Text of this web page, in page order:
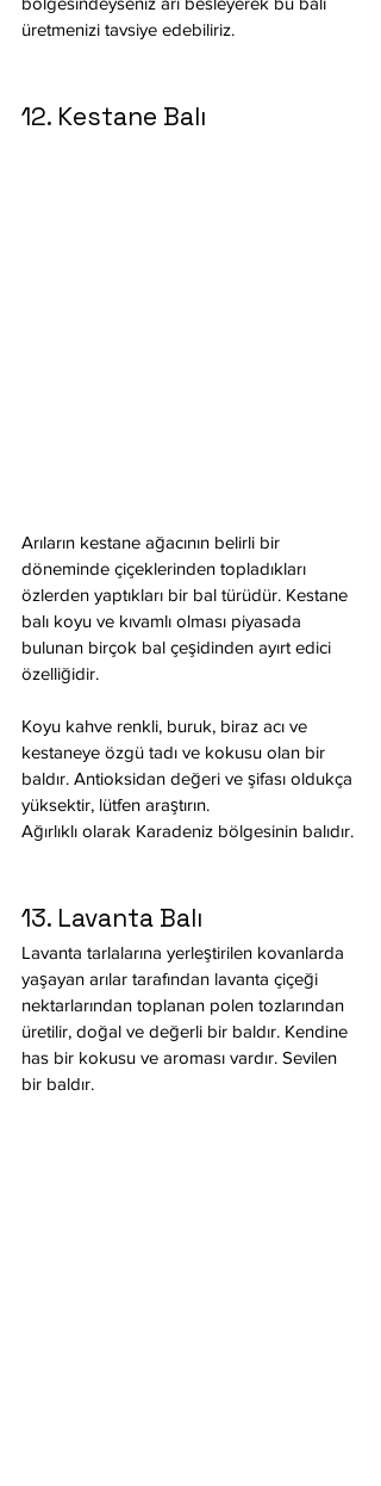
üretmenizi tavsiye edebiliriz.
12. Kestane Balı
Arıların kestane ağacının belirli bir
döneminde çiçeklerinden topladıkları
özlerden yaptıkları bir bal türüdür. Kestane
balı koyu ve kıvamlı olması piyasada
bulunan birçok bal çeşidinden ayırt edici
özelliğidir.
Koyu kahve renkli, buruk, biraz acı ve
kestaneye özgü tadı ve kokusu olan bir
baldır. Antioksidan değeri ve şifası oldukça
yüksektir, lütfen araştırın.
Ağırlıklı olarak Karadeniz bölgesinin balıdır.
13. Lavanta Balı
Lavanta tarlalarına yerleştirilen kovanlarda
yaşayan arılar tarafından lavanta çiçeği
nektarlarından toplanan polen tozlarından
üretilir, doğal ve değerli bir baldır. Kendine
has bir kokusu ve aroması vardır. Sevilen
bir baldır.